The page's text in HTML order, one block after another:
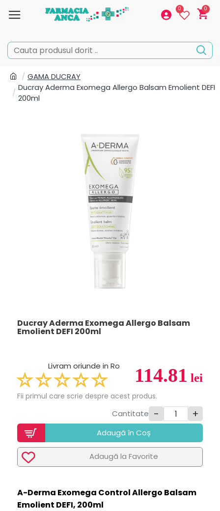
0 0
GAMA DUCRAY
Ducray Aderma Exomega Allergo Balsam Emolient DEFI
200ml
Ducray Aderma Exomega Allergo Balsam
Emolient DEFI 200ml
114.81 lei
Livram oriunde in Ro
Fii primul care scrie despre acest produs.
Cantitate - +
Adaugã în Coș
Adaugã la Favorite
A-Derma Exomega Control Allergo Balsam
Emolient DEFI, 200ml